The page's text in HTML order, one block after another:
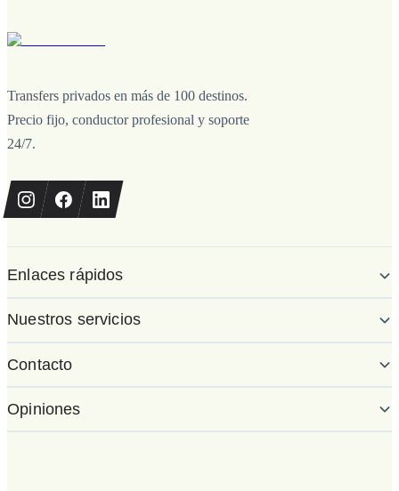
Transfers privados en más de 100 destinos.
Precio fijo, conductor profesional y soporte
24/7.
Enlaces rápidos
Nuestros servicios
Contacto
Opiniones